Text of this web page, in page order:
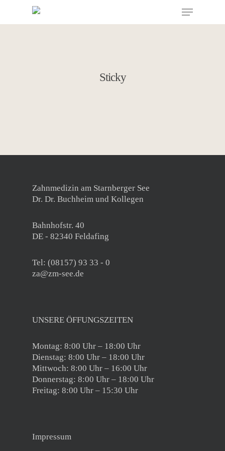
main
Menu
Sticky
Zahnmedizin am Starnberger See
Dr. Dr. Buchheim und Kollegen
Bahnhofstr. 40
DE - 82340 Feldafing
Tel: (08157) 93 33 - 0
za@zm-see.de
UNSERE ÖFFUNGSZEITEN
Montag: 8:00 Uhr – 18:00 Uhr
Dienstag: 8:00 Uhr – 18:00 Uhr
Mittwoch: 8:00 Uhr – 16:00 Uhr
Donnerstag: 8:00 Uhr – 18:00 Uhr
Freitag: 8:00 Uhr – 15:30 Uhr
Impressum